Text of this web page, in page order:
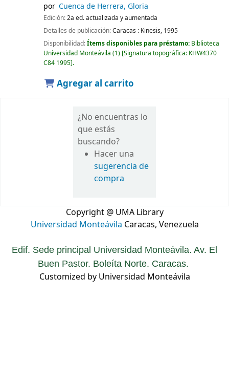
por Cuenca de Herrera, Gloria
Edición:2a ed. actualizada y aumentada
Detalles de publicación:Caracas : Kinesis, 1995
Disponibilidad:Ítems disponibles para préstamo: Biblioteca
Universidad Monteávila (1) Signatura topográfica: KHW4370
C84 1995 .
Agregar al carrito
¿No encuentras lo
que estás
buscando?
Hacer una
sugerencia de
compra
Copyright @ UMA Library
Universidad Monteávila Caracas, Venezuela
Edif. Sede principal Universidad Monteávila. Av. El
Buen Pastor. Boleíta Norte. Caracas.
Customized by Universidad Monteávila